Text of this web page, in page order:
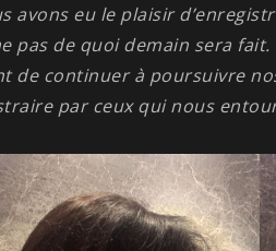
avons eu le plaisir
pas de quoi demain sera
de continuer à poursuivre
par ceux qui nous